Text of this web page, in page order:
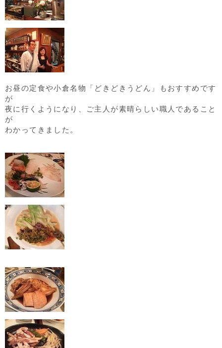
お昼の定食や小倉名物「どきどきうどん」もおすすめです
が
夜に行くようになり、ご主人が素晴らしい職人であること
が
わかってきました。